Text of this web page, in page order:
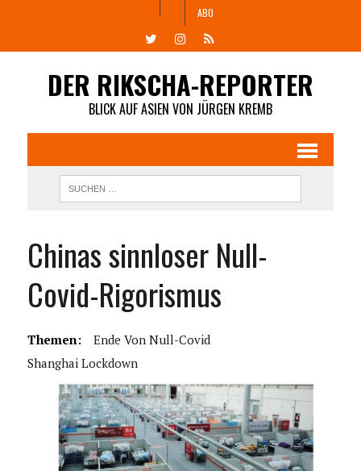
ABO
DER RIKSCHA-REPORTER
BLICK AUF ASIEN VON JÜRGEN KREMB
Chinas sinnloser Null-
Covid-Rigorismus
Themen:
Ende Von Null-Covid
Shanghai Lockdown